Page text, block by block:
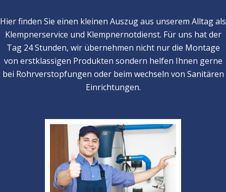
Hier finden Sie einen kleinen Auszug aus unserem Alltag als
Klempnerservice und Klempnernotdienst. Für uns hat der
Tag 24 Stunden, wir übernehmen nicht nur die Montage
von erstklassigen Produkten sondern helfen Ihnen gerne
bei Rohrverstopfungen oder beim wechseln von Sanitären
Einrichtungen.